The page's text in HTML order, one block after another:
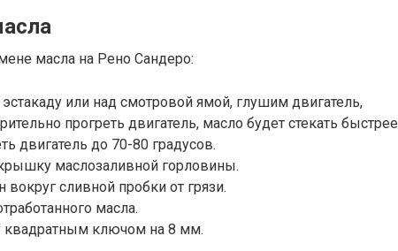
масла на Рено Сандеро:
или над смотровой ямой, глушим двигатель,
прогреть двигатель, масло будет стекать быстрее
двигатель до 70-80 градусов.
маслозаливной горловины.
сливной пробки от грязи.
масла.
квадратным ключом на 8 мм.